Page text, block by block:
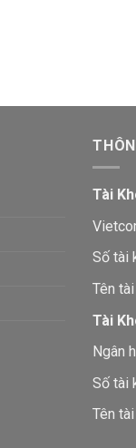
Tài
Số tài
Tên
Tài
Ngân
Số tài
Tên